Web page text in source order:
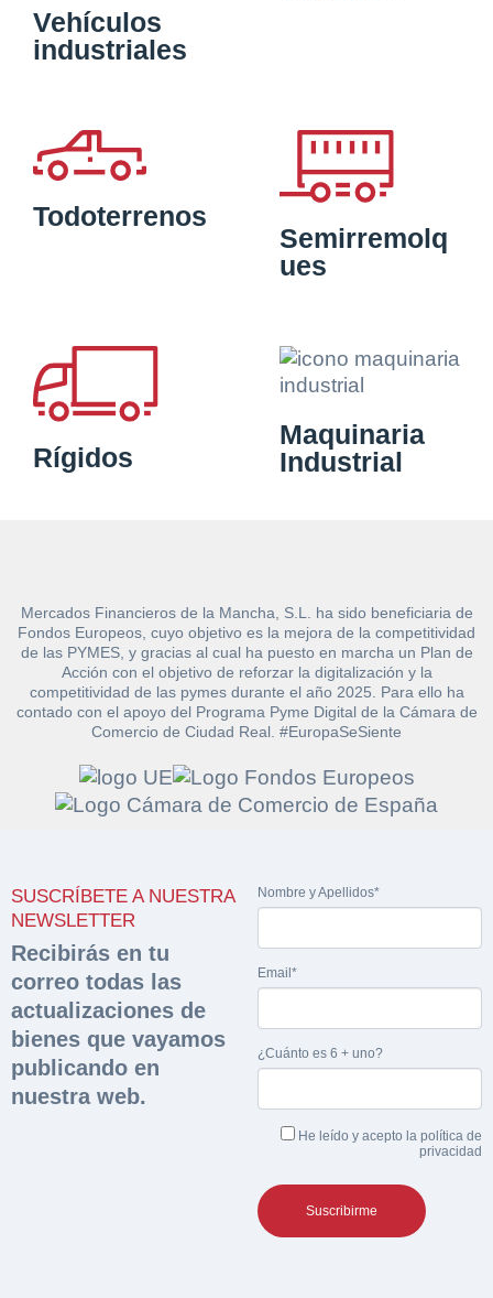
Vehículos
industriales
Todoterrenos
Semirremolq
ues
Rígidos
Maquinaria
Industrial
Mercados Financieros de la Mancha, S.L. ha sido beneficiaria de
Fondos Europeos, cuyo objetivo es la mejora de la competitividad
de las PYMES, y gracias al cual ha puesto en marcha un Plan de
Acción con el objetivo de reforzar la digitalización y la
competitividad de las pymes durante el año 2025. Para ello ha
contado con el apoyo del Programa Pyme Digital de la Cámara de
Comercio de Ciudad Real. #EuropaSeSiente
SUSCRÍBETE A NUESTRA
NEWSLETTER
Recibirás en tu
correo todas las
actualizaciones de
bienes que vayamos
publicando en
nuestra web.
Nombre y Apellidos*
Email*
¿Cuánto es 6 + uno?
He leído y acepto la política de
privacidad
Solicitar
documentación
sobre la peritación
Rellene este formulario y recibirá en su email el
enlace para descargar la documentación
Nombre y Apellidos*
Hacer Oferta
Razón social* CIF/DNI Ofertante*
Teléfono* Email*
Nombre y Apellidos*
Sobre Merfinsa
Venta de bienes muebles